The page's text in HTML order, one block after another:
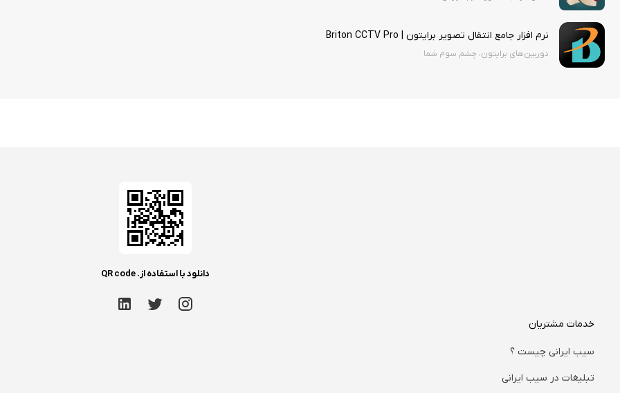
نرم افزار جامع انتقال تصویر برایتون | Briton CCTV Pro
دوربین‌های برایتون، چشم سوم شما
دانلود با استفاده از. QR code
خدمات مشتریان
سیب ایرانی چیست ؟
تبلیغات در سیب ایرانی